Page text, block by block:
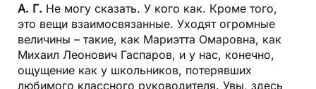
А. Г. Не могу сказать. У кого как. Кроме того,
это вещи взаимосвязанные. Уходят огромные
величины – такие, как Мариэтта Омаровна, как
Михаил Леонович Гаспаров, и у нас, конечно,
ощущение как у школьников, потерявших
любимого классного руководителя. Увы, здесь